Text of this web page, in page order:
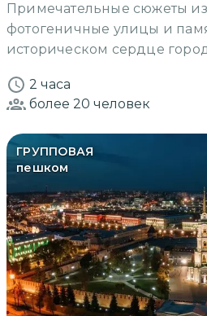
Примечательные сюжеты
фотогеничные улицы и
историческом сердце
2 часа
более 20 человек
ГРУППОВАЯ
пешком